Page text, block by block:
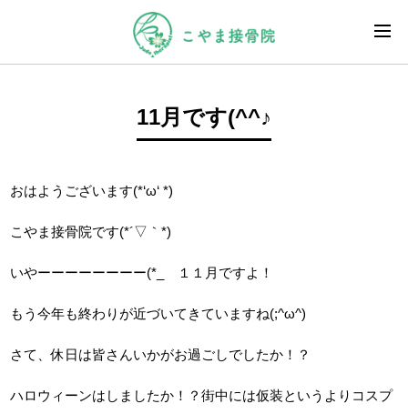
11月です(^^♪
おはようございます(*‘ω‘ *)
こやま接骨院です(*´▽｀*)
いやーーーーーーーー(*_ １１月ですよ！
もう今年も終わりが近づいてきていますね(;^ω^)
さて、休日は皆さんいかがお過ごしでしたか！？
ハロウィーンはしましたか！？街中には仮装というよりコスプ